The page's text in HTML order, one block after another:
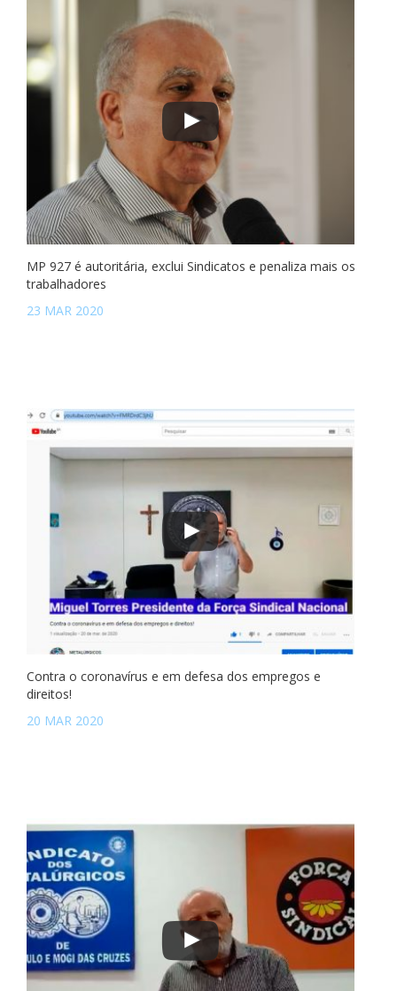
MP 927 é autoritária, exclui Sindicatos e penaliza mais os
trabalhadores
23 MAR 2020
Contra o coronavírus e em defesa dos empregos e
direitos!
20 MAR 2020